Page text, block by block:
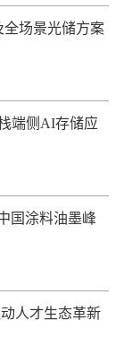
场景光储方案
端侧AI存储应
国涂料油墨峰
人才生态革新